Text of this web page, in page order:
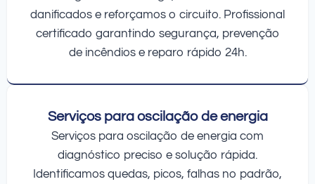
danificados e reforçamos o circuito. Profissional
certificado garantindo segurança, prevenção
de incêndios e reparo rápido 24h.
Serviços para oscilação de energia
Serviços para oscilação de energia com
diagnóstico preciso e solução rápida.
Identificamos quedas, picos, falhas no padrão,